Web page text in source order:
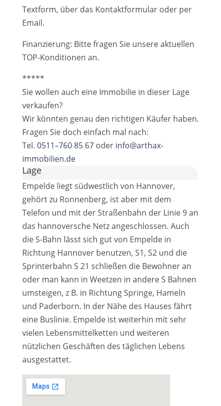
Textform, über das Kontaktformular oder per
Email.
Finanzierung: Bitte fragen Sie unsere aktuellen
TOP-Konditionen an.
*****
Sie wollen auch eine Immobilie in dieser Lage
verkaufen?
Wir könnten genau den richtigen Käufer haben.
Fragen Sie doch einfach mal nach:
Tel. 0511–760 85 67oder info@arthax-
immobilien.de
Lage
Empelde liegt südwestlich von Hannover,
gehört zu Ronnenberg, ist aber mit dem
Telefon und mit der Straßenbahn der Linie 9 an
das hannoversche Netz angeschlossen. Auch
die S-Bahn lässt sich gut von Empelde in
Richtung Hannover benutzen, S1, S2 und die
Sprinterbahn S 21 schließen die Bewohner an
oder man kann in Weetzen in andere S Bahnen
umsteigen, z B. in Richtung Springe, Hameln
und Paderborn. In der Nähe des Hauses fährt
eine Buslinie. Empelde ist weiterhin mit sehr
vielen Lebensmittelketten und weiteren
nützlichen Geschäften des täglichen Lebens
ausgestattet.